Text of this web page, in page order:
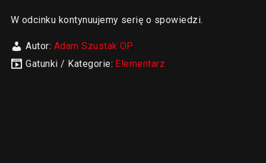
W odcinku kontynuujemy serię o spowiedzi.
Autor: Adam Szustak OP
Gatunki / Kategorie: Elementarz